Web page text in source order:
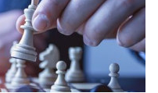
率之前，我們首先要理解失
失業是來自於因為勞動市場正
離職轉換跑道，或